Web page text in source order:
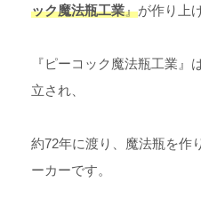
ック魔法瓶工業』が作り上
『ピーコック魔法瓶工業』
立され、
約72年に渡り、魔法瓶を作
ーカーです。